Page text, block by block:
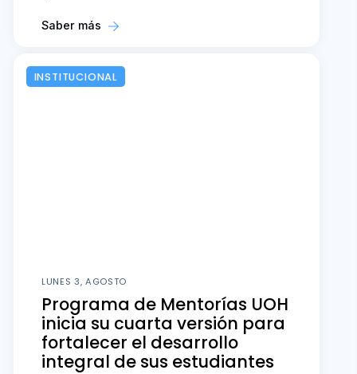
Saber más
INSTITUCIONAL
LUNES 3, AGOSTO
Programa de Mentorías UOH
inicia su cuarta versión para
fortalecer el desarrollo
integral de sus estudiantes